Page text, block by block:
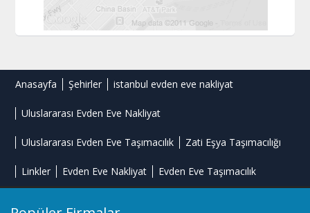
Anasayfa Şehirler istanbul evden eve nakliyat
Uluslararası Evden Eve Nakliyat
Uluslararası Evden Eve Taşımacılık Zati Eşya Taşımacılığı
Linkler Evden Eve Nakliyat Evden Eve Taşımacılık